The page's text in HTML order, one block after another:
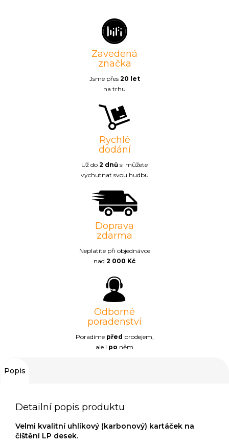
Zavedená
značka
Jsme přes 20 let
na trhu
Rychlé
dodání
Už do 2 dnů si můžete
vychutnat svou hudbu
Doprava
zdarma
Neplatíte při objednávce
nad 2 000 Kč
Odborné
poradenství
Poradíme před prodejem,
ale i po něm
Popis
Detailní popis produktu
Velmi kvalitní uhlíkový (karbonový) kartáček na
čištění LP desek.